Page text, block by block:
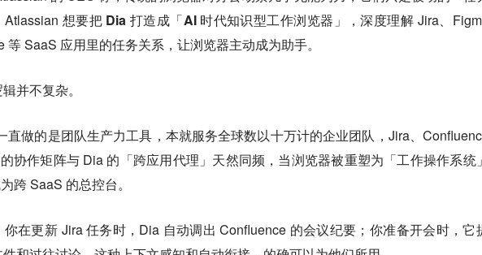
想要把 Dia 打造成「AI 时代知识型工作浏览器」
，深度理解 Jira、
等 SaaS 应用里的任务关系，让浏览器主动成为助手。
并不复杂。
直做的是团队生产力工具，本就服务全球数以十万计的企业团队，Jira、
协作矩阵与 Dia 的「跨应用代理」天然同频，当浏览器被重塑为「工作操作系统
跨 SaaS 的总控台。
在更新 Jira 任务时，Dia 自动调出 Confluence 的会议纪要；你准备开会时，它